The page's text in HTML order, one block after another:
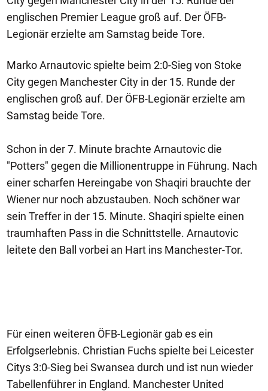
englischen Premier League groß auf. Der ÖFB-
Legionär erzielte am Samstag beide Tore.
Marko Arnautovic spielte beim 2:0-Sieg von Stoke
City gegen Manchester City in der 15. Runde der
englischen groß auf. Der ÖFB-Legionär erzielte am
Samstag beide Tore.
Schon in der 7. Minute brachte Arnautovic die
"Potters" gegen die Millionentruppe in Führung. Nach
einer scharfen Hereingabe von Shaqiri brauchte der
Wiener nur noch abzustauben. Noch schöner war
sein Treffer in der 15. Minute. Shaqiri spielte einen
traumhaften Pass in die Schnittstelle. Arnautovic
leitete den Ball vorbei an Hart ins Manchester-Tor.
Für einen weiteren ÖFB-Legionär gab es ein
Erfolgserlebnis. Christian Fuchs spielte bei Leicester
Citys 3:0-Sieg bei Swansea durch und ist nun wieder
Tabellenführer in England. Manchester United